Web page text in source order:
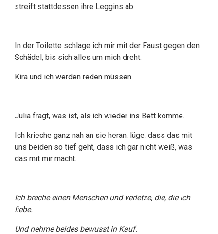
streift stattdessen ihre Leggins ab.
In der Toilette schlage ich mir mit der Faust gegen den
Schädel, bis sich alles um mich dreht.
Kira und ich werden reden müssen.
Julia fragt, was ist, als ich wieder ins Bett komme.
Ich krieche ganz nah an sie heran, lüge, dass das mit
uns beiden so tief geht, dass ich gar nicht weiß, was
das mit mir macht.
Ich breche einen Menschen und verletze, die, die ich
liebe.
Und nehme beides bewusst in Kauf.